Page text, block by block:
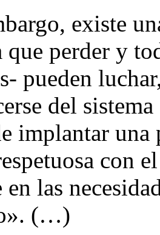
existe
que perder y
pueden
del
implantar
con
las
(…)